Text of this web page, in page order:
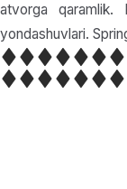
atvorga qaramlik.
yondashuvlari.